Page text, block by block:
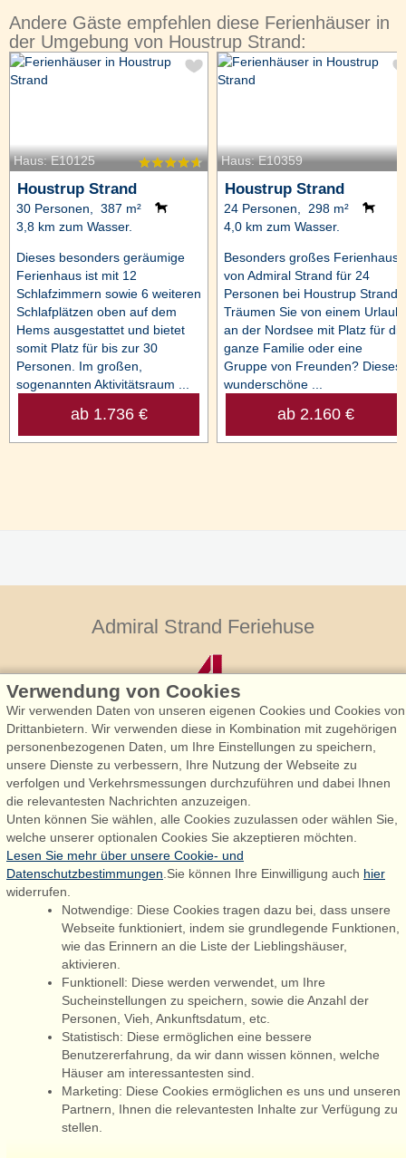
Andere Gäste empfehlen diese Ferienhäuser in
der Umgebung von Houstrup Strand:
Haus: E10125
Houstrup Strand
30 Personen, 387 m²
3,8 km zum Wasser.
Dieses besonders geräumige
Ferienhaus ist mit 12
Schlafzimmern sowie 6 weiteren
Schlafplätzen oben auf dem
Hems ausgestattet und bietet
somit Platz für bis zur 30
Personen. Im großen,
sogenannten Aktivitätsraum ...
ab 1.736 €
Haus: E10359
Houstrup Strand
24 Personen, 298 m²
4,0 km zum Wasser.
Besonders großes Ferienhaus
von Admiral Strand für 24
Personen bei Houstrup Strand!
Träumen Sie von einem Urlaub
an der Nordsee mit Platz für die
ganze Familie oder eine
Gruppe von Freunden? Dieses
wunderschöne ...
ab 2.160 €
Admiral Strand Feriehuse
Admiral Strand Feriehuse, Lønne
Houstrupvej 170, Lønne
6830 Nørre Nebel
booking@admiralstrand.com
+45 70 60 87 78
Følg os på: Facebook
Admiral Strand Feriehuse ApS | CVR 27 23 39 10 |
Sie sind hier: Houstrup Strand, Südliche Nordseeküste, Dänemark
Verwendung von Cookies
Wir verwenden Daten von unseren eigenen Cookies und Cookies von
Drittanbietern. Wir verwenden diese in Kombination mit zugehörigen
personenbezogenen Daten, um Ihre Einstellungen zu speichern,
unsere Dienste zu verbessern, Ihre Nutzung der Webseite zu
verfolgen und Verkehrsmessungen durchzuführen und dabei Ihnen
die relevantesten Nachrichten anzuzeigen.
Unten können Sie wählen, alle Cookies zuzulassen oder wählen Sie,
welche unserer optionalen Cookies Sie akzeptieren möchten.
Lesen Sie mehr über unsere Cookie- und
Datenschutzbestimmungen .Sie können Ihre Einwilligung auch hier
widerrufen.
Notwendige: Diese Cookies tragen dazu bei, dass unsere
Webseite funktioniert, indem sie grundlegende Funktionen,
wie das Erinnern an die Liste der Lieblingshäuser,
aktivieren.
Funktionell: Diese werden verwendet, um Ihre
Sucheinstellungen zu speichern, sowie die Anzahl der
Personen, Vieh, Ankunftsdatum, etc.
Statistisch: Diese ermöglichen eine bessere
Benutzererfahrung, da wir dann wissen können, welche
Häuser am interessantesten sind.
Marketing: Diese Cookies ermöglichen es uns und unseren
Partnern, Ihnen die relevantesten Inhalte zur Verfügung zu
stellen.